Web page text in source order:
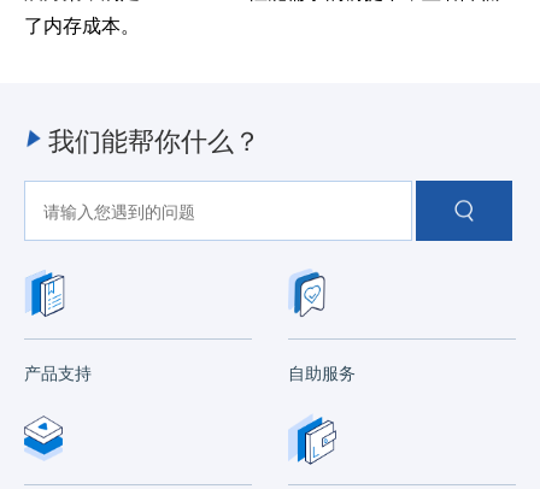
了内存成本。
我们能帮你什么？
产品支持 自助服务